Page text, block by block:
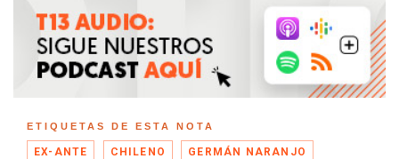
ETIQUETAS DE ESTA NOTA
EX-ANTE CHILENO GERMÁN NARANJO